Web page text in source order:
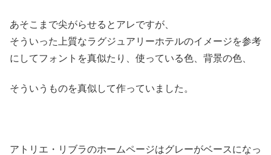
あそこまで尖がらせるとアレですが、
そういった上質なラグジュアリーホテルのイメージを参考
にしてフォントを真似たり、使っている色、背景の色、
そういうものを真似して作っていました。
アトリエ・リブラのホームページはグレーがベースになっ